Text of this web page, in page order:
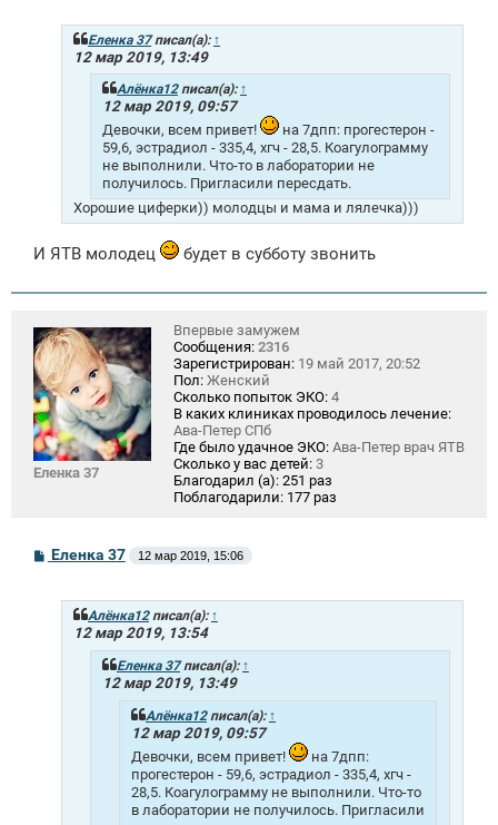
Еленка 37писал(а): ↑
12 мар 2019, 13:49
Алёнка12писал(а): ↑
12 мар 2019, 09:57
Девочки, всем привет!
на 7дпп: прогестерон -
59,6, эстрадиол - 335,4, хгч - 28,5. Коагулограмму
не выполнили. Что-то в лаборатории не
получилось. Пригласили пересдать.
Хорошие циферки)) молодцы и мама и лялечка)))
И ЯТВ молодец будет в субботу звонить
Еленка 37
Впервые замужем
Сообщения: 2316
Зарегистрирован: 19 май 2017, 20:52
Пол: Женский
Сколько попыток ЭКО: 4
В каких клиниках проводилось лечение:
Ава-Петер СПб
Где было удачное ЭКО: Ава-Петер врач ЯТВ
Сколько у вас детей: 3
Благодарил (а): 251 раз
Поблагодарили: 177 раз
С
о
Еленка 37 12 мар 2019, 15:06
Алёнка12писал(а): ↑
12 мар 2019, 13:54
Еленка 37писал(а): ↑
12 мар 2019, 13:49
Алёнка12писал(а): ↑
12 мар 2019, 09:57
Девочки, всем привет!
на 7дпп:
прогестерон - 59,6, эстрадиол - 335,4, хгч -
28,5. Коагулограмму не выполнили. Что-то
в лаборатории не получилось. Пригласили